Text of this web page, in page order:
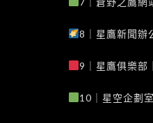
8｜星鷹新聞辦
9｜星鷹俱樂部
10｜星空企劃